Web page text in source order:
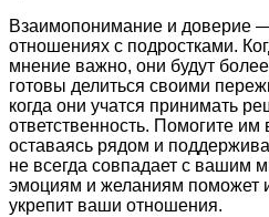
Взаимопонимание и доверие
отношениях с подростками.
мнение важно, они будут
готовы делиться своими
когда они учатся принимать
ответственность. Помогите им
оставаясь рядом и
не всегда совпадает с вашим
эмоциям и желаниям поможет
укрепит ваши отношения.